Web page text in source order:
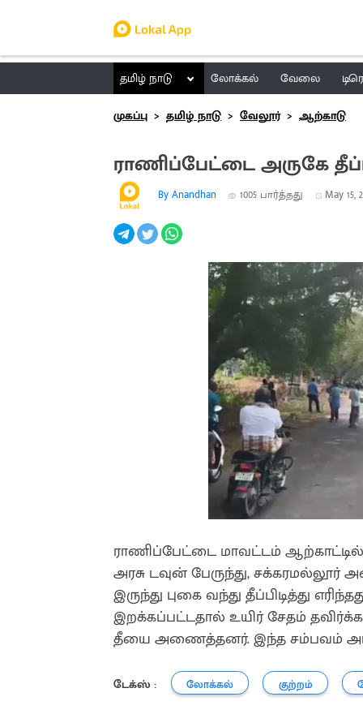
தமிழ் நாடு லோக்கல் வேலை
முகப்பு
தமிழ் நாடு வேலூர் ஆற்காடு
ராணிப்பேட்டை அருகே
By Anandhan 1005 பார்த்தது May 15,
ராணிப்பேட்டை மாவட்டம் ஆற்காட்டில்
அரசு டவுன் பேருந்து,
இருந்து புகை வந்து தீப்பிடித்து
இறக்கப்பட்டதால் உயிர் சேதம்
தீயை அணைத்தனர். இந்த சம்பவம்
டேக்ஸ் : லோக்கல் குற்றம்